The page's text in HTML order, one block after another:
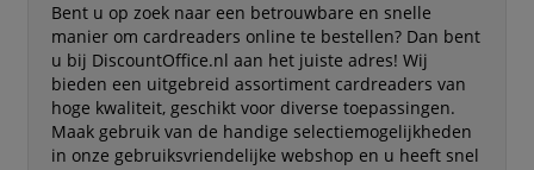
Bent u op zoek naar een betrouwbare en snelle
manier om cardreaders online te bestellen? Dan bent
u bij DiscountOffice.nl aan het juiste adres! Wij
bieden een uitgebreid assortiment cardreaders van
hoge kwaliteit, geschikt voor diverse toepassingen.
Maak gebruik van de handige selectiemogelijkheden
in onze gebruiksvriendelijke webshop en u heeft snel